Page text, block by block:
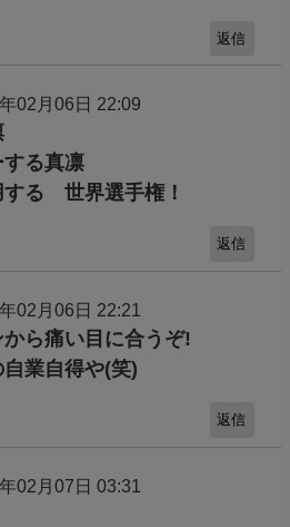
返信
02月06日 22:09
る真凛
する 世界選手権！
返信
02月06日 22:21
ら痛い目に合うぞ!
業自得や(笑)
返信
02月07日 03:31